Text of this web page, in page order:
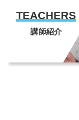
TEACHERS
講師紹介